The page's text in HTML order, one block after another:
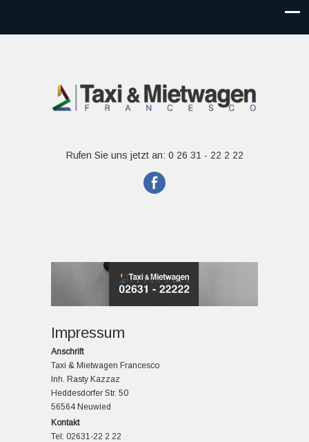
Rufen Sie uns jetzt an: 0 26 31 - 22 2 22
Impressum
Anschrift
Taxi & Mietwagen Francesco
Inh. Rasty Kazzaz
Heddesdorfer Str. 50
56564 Neuwied
Kontakt
Tel: 02631-22 2 22